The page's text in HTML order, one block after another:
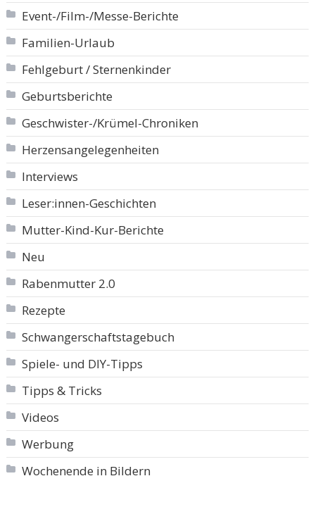
Event-/Film-/Messe-Berichte
Familien-Urlaub
Fehlgeburt / Sternenkinder
Geburtsberichte
Geschwister-/Krümel-Chroniken
Herzensangelegenheiten
Interviews
Leser:innen-Geschichten
Mutter-Kind-Kur-Berichte
Neu
Rabenmutter 2.0
Rezepte
Schwangerschaftstagebuch
Spiele- und DIY-Tipps
Tipps & Tricks
Videos
Werbung
Wochenende in Bildern